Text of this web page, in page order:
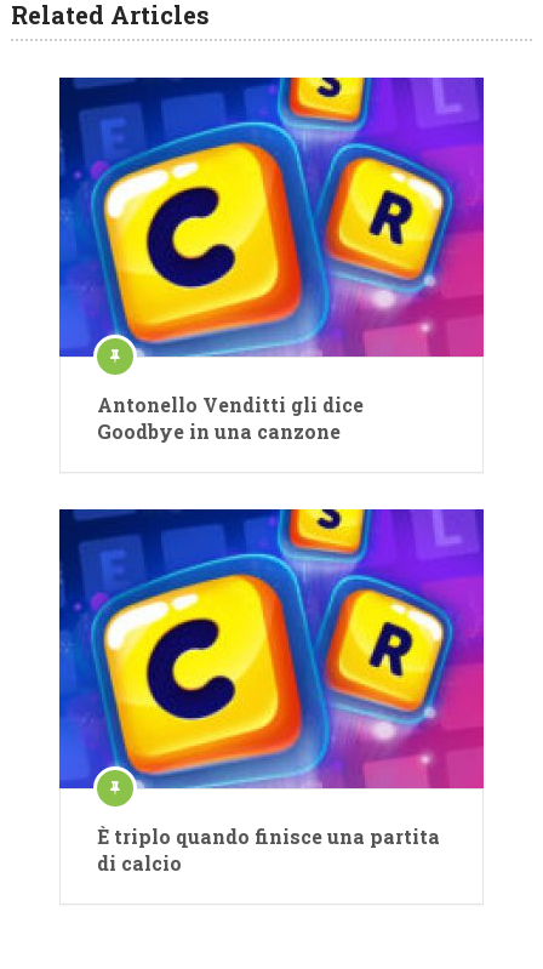
Related Articles
Antonello Venditti gli dice
Goodbye in una canzone
È triplo quando finisce una partita
di calcio